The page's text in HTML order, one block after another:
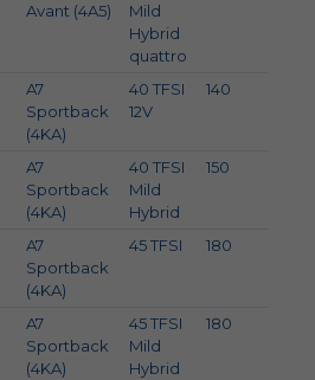
Avant (4A5)
Mild
Hybrid
quattro
A7
Sportback
(4KA)
40 TFSI
12V
140
A7
Sportback
(4KA)
40 TFSI
Mild
Hybrid
150
A7
Sportback
(4KA)
45 TFSI 180
A7
Sportback
(4KA)
45 TFSI
Mild
Hybrid
180